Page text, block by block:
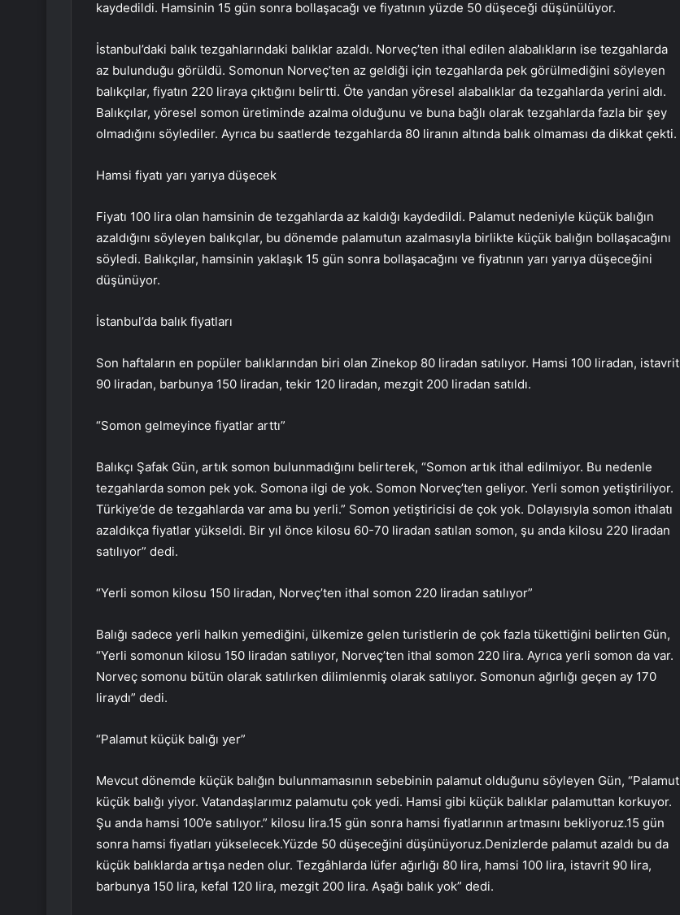
kaydedildi. Hamsinin 15 gün sonra bollaşacağı ve fiyatının yüzde 50 düşeceği düşünülüyor.
İstanbul’daki balık tezgahlarındaki balıklar azaldı. Norveç’ten ithal edilen alabalıkların ise tezgahlarda
az bulunduğu görüldü. Somonun Norveç’ten az geldiği için tezgahlarda pek görülmediğini söyleyen
balıkçılar, fiyatın 220 liraya çıktığını belirtti. Öte yandan yöresel alabalıklar da tezgahlarda yerini aldı.
Balıkçılar, yöresel somon üretiminde azalma olduğunu ve buna bağlı olarak tezgahlarda fazla bir şey
olmadığını söylediler. Ayrıca bu saatlerde tezgahlarda 80 liranın altında balık olmaması da dikkat çekti.
Hamsi fiyatı yarı yarıya düşecek
Fiyatı 100 lira olan hamsinin de tezgahlarda az kaldığı kaydedildi. Palamut nedeniyle küçük balığın
azaldığını söyleyen balıkçılar, bu dönemde palamutun azalmasıyla birlikte küçük balığın bollaşacağını
söyledi. Balıkçılar, hamsinin yaklaşık 15 gün sonra bollaşacağını ve fiyatının yarı yarıya düşeceğini
düşünüyor.
İstanbul’da balık fiyatları
Son haftaların en popüler balıklarından biri olan Zinekop 80 liradan satılıyor. Hamsi 100 liradan, istavrit
90 liradan, barbunya 150 liradan, tekir 120 liradan, mezgit 200 liradan satıldı.
“Somon gelmeyince fiyatlar arttı”
Balıkçı Şafak Gün, artık somon bulunmadığını belirterek, “Somon artık ithal edilmiyor. Bu nedenle
tezgahlarda somon pek yok. Somona ilgi de yok. Somon Norveç’ten geliyor. Yerli somon yetiştiriliyor.
Türkiye’de de tezgahlarda var ama bu yerli.” Somon yetiştiricisi de çok yok. Dolayısıyla somon ithalatı
azaldıkça fiyatlar yükseldi. Bir yıl önce kilosu 60-70 liradan satılan somon, şu anda kilosu 220 liradan
satılıyor” dedi.
“Yerli somon kilosu 150 liradan, Norveç’ten ithal somon 220 liradan satılıyor”
Balığı sadece yerli halkın yemediğini, ülkemize gelen turistlerin de çok fazla tükettiğini belirten Gün,
“Yerli somonun kilosu 150 liradan satılıyor, Norveç’ten ithal somon 220 lira. Ayrıca yerli somon da var.
Norveç somonu bütün olarak satılırken dilimlenmiş olarak satılıyor. Somonun ağırlığı geçen ay 170
liraydı” dedi.
“Palamut küçük balığı yer”
Mevcut dönemde küçük balığın bulunmamasının sebebinin palamut olduğunu söyleyen Gün, “Palamut
küçük balığı yiyor. Vatandaşlarımız palamutu çok yedi. Hamsi gibi küçük balıklar palamuttan korkuyor.
Şu anda hamsi 100’e satılıyor.” kilosu lira.15 gün sonra hamsi fiyatlarının artmasını bekliyoruz.15 gün
sonra hamsi fiyatları yükselecek.Yüzde 50 düşeceğini düşünüyoruz.Denizlerde palamut azaldı bu da
küçük balıklarda artışa neden olur. Tezgâhlarda lüfer ağırlığı 80 lira, hamsi 100 lira, istavrit 90 lira,
barbunya 150 lira, kefal 120 lira, mezgit 200 lira. Aşağı balık yok” dedi.